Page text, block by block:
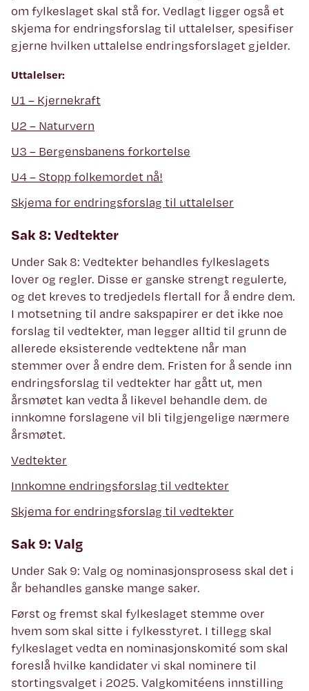
om fylkeslaget skal stå for. Vedlagt ligger også et
skjema for endringsforslag til uttalelser, spesifiser
gjerne hvilken uttalelse endringsforslaget gjelder.
Uttalelser:
U1 – Kjernekraft
U2 – Naturvern
U3 – Bergensbanens forkortelse
U4 – Stopp folkemordet nå!
Skjema for endringsforslag til uttalelser
Sak 8: Vedtekter
Under Sak 8: Vedtekter behandles fylkeslagets
lover og regler. Disse er ganske strengt regulerte,
og det kreves to tredjedels flertall for å endre dem.
I motsetning til andre sakspapirer er det ikke noe
forslag til vedtekter, man legger alltid til grunn de
allerede eksisterende vedtektene når man
stemmer over å endre dem. Fristen for å sende inn
endringsforslag til vedtekter har gått ut, men
årsmøtet kan vedta å likevel behandle dem. de
innkomne forslagene vil bli tilgjengelige nærmere
årsmøtet.
Vedtekter
Innkomne endringsforslag til vedtekter
Skjema for endringsforslag til vedtekter
Sak 9: Valg
Under Sak 9: Valg og nominasjonsprosess skal det i
år behandles ganske mange saker.
Først og fremst skal fylkeslaget stemme over
hvem som skal sitte i fylkesstyret. I tillegg skal
fylkeslaget vedta en nominasjonskomité som skal
foreslå hvilke kandidater vi skal nominere til
stortingsvalget i 2025. Valgkomitéens innstilling